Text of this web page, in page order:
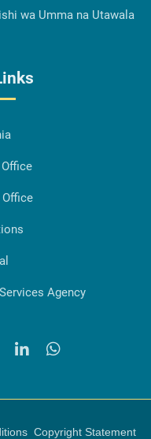
wa Umma na Utawala
Agency
Copyright Statement